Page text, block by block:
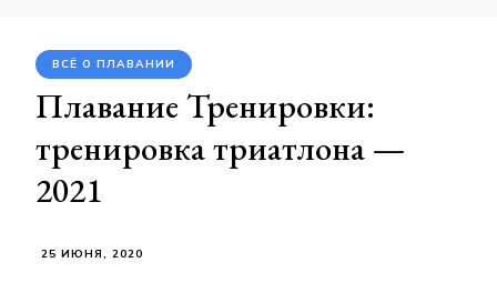
ВСЁ О ПЛАВАНИИ
Плавание Тренировки:
тренировка триатлона —
2021
25 ИЮНЯ, 2020